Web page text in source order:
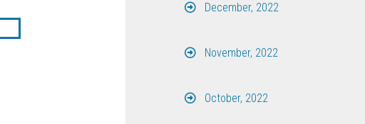
December, 2022
November, 2022
October, 2022